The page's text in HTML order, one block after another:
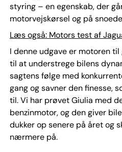
styring – en egenskab, der
motorvejskørsel og på
Læs også: Motors test af
I denne udgave er motoren
til at understrege bilens
sagtens følge med
gang og savner den finesse,
til. Vi har prøvet Giulia med
benzinmotor, og den giver
dukker op senere på året og
nærmere på.